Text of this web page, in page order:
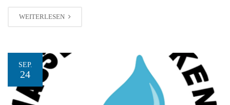
WEITERLESEN
SEP.
24